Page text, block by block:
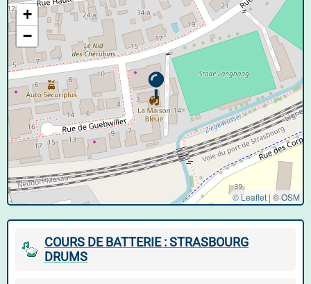
+
−
© Leaflet | ©OSM
COURS DE BATTERIE : STRASBOURG
DRUMS